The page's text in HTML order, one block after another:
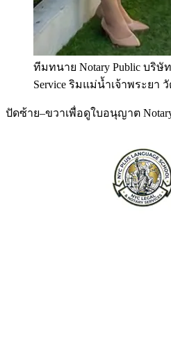
ทีมทนาย Notary Public บริษั
Service ริมแม่น้ำเจ้าพระยา
ปัดซ้าย–ขวาเพื่อดูใบอนุญาต